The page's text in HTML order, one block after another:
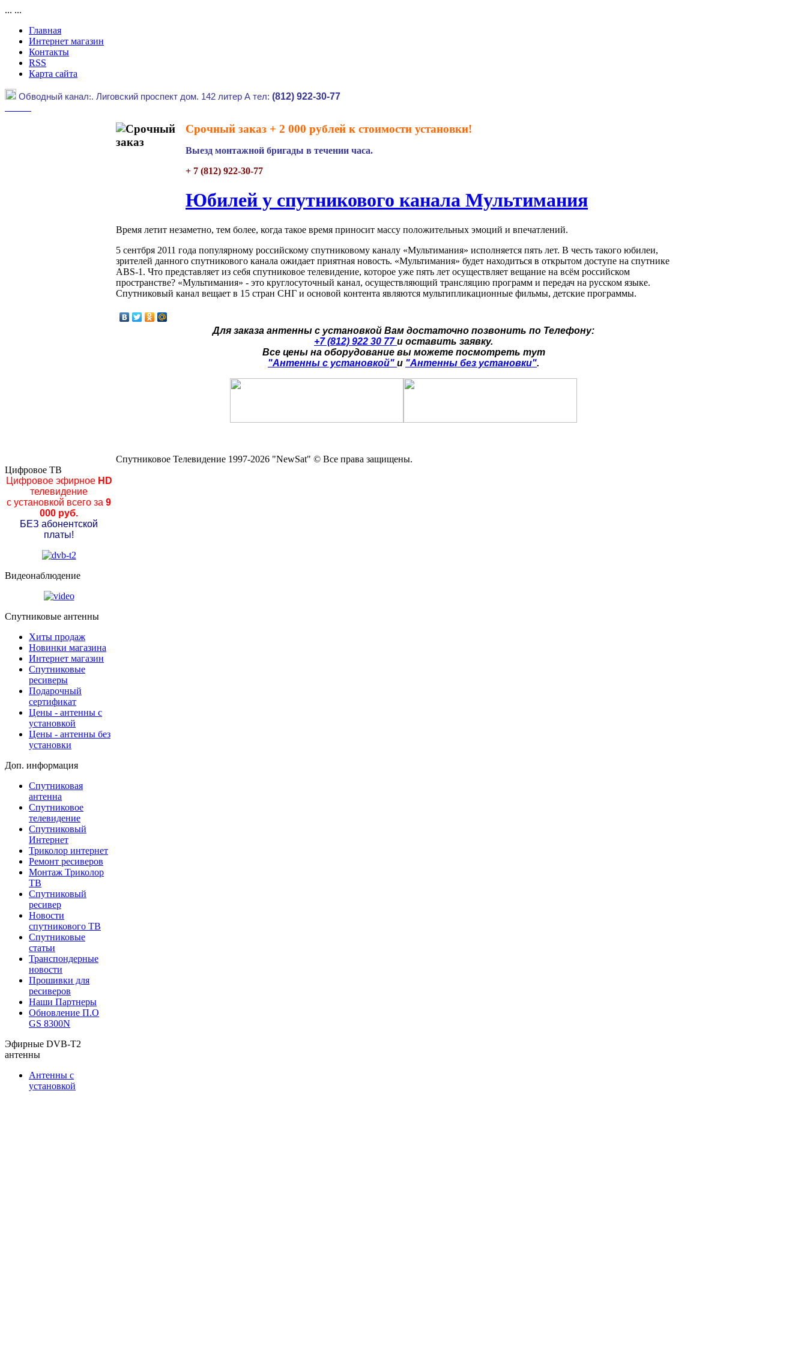
... ...
Главная
Интернет магазин
Контакты
RSS
Карта сайта
Обводный канал:. Лиговский проспект дом. 142 литер А тел: (812) 922-30-77
Срочный заказ + 2 000 рублей к стоимости установки!
Выезд монтажной бригады в течении часа.
+ 7 (812) 922-30-77
Юбилей у спутникового канала Мультимания
Время летит незаметно, тем более, когда такое время приносит массу положительных эмоций и впечатлений.
5 сентбря 2011 года популярному российскому спутниковому каналу «Мультимания» исполняется пять лет. В честь такого юбилеи,
зрителей данного спутникового канала ожидает приятная новость. «Мультимания» будет находиться в открытом доступе на спутнике
ABS-1. Что представляет из себя спутниковое телевидение, которое уже пять лет осуществляет вещание на всём российском
пространстве? «Мультимания» - это круглосуточный канал, осуществляющий трансляцию программ и передач на русском языке.
Спутниковый канал вещает в 15 стран СНГ и основой контента являются мультипликационные фильмы, детские программы.
Для заказа антенны с установкой Вам достаточно позвонить по Телефону:
+7 (812) 922 30 77 и оставить заявку.
Все цены на оборудование вы можете посмотреть тут
"Антенны с установкой" и "Антенны без установки".
Спутниковое Телевидение 1997-2026 "NewSat" © Все права защищены.
Цифровое ТВ
Цифровое эфирноеHD
телевидение
с установкой всего за 9
000 руб.
БЕЗ абонентской
платы!
Видеонаблюдение
Спутниковые антенны
Хиты продаж
Новинки магазина
Интернет магазин
Спутниковые
ресиверы
Подарочный
сертификат
Цены - антенны с
установкой
Цены - антенны без
установки
Доп. информация
Спутниковая
антенна
Спутниковое
телевидение
Спутниковый
Интернет
Триколор интернет
Ремонт ресиверов
Монтаж Триколор
ТВ
Спутниковый
ресивер
Новости
спутникового ТВ
Спутниковые
статьи
Транспондерные
новости
Прошивки для
ресиверов
Наши Партнеры
Обновление П.О
GS 8300N
Эфирные DVB-T2
антенны
Антенны с
установкой